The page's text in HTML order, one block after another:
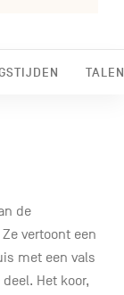
de
vertoont een
met een vals
Het koor,